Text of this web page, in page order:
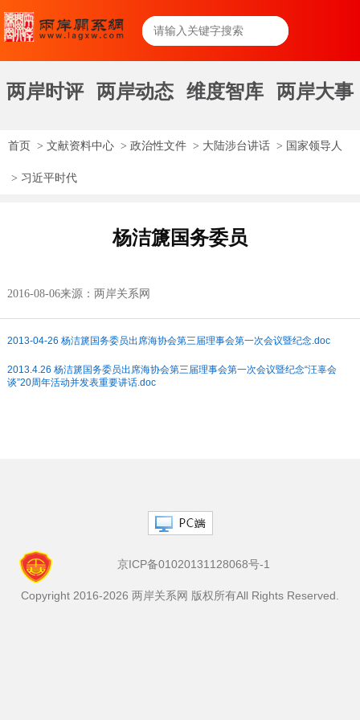
两岸时评 两岸动态 维度智库 两岸大事
首页 > 文献资料中心 > 政治性文件 > 大陆涉台讲话 > 国家领导人
> 习近平时代
杨洁篪国务委员
2016-08-06来源：两岸关系网
2013-04-26 杨洁篪国务委员出席海协会第三届理事会第一次会议暨纪念.doc
2013.4.26 杨洁篪国务委员出席海协会第三届理事会第一次会议暨纪念“汪辜会
谈”20周年活动并发表重要讲话.doc
京ICP备01020131128068号-1
Copyright 2016-2026 两岸关系网 版权所有All Rights Reserved.